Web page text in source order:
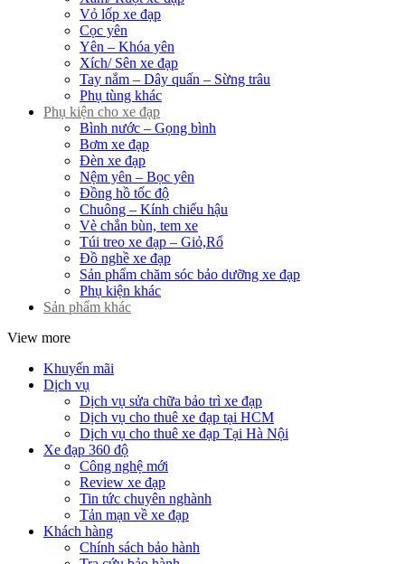
Vỏ lốp xe đạp
Cọc yên
Yên – Khóa yên
Xích/ Sên xe đạp
Tay nắm – Dây quấn – Sừng trâu
Phụ tùng khác
Phụ kiện cho xe đạp
Bình nước – Gọng bình
Bơm xe đạp
Đèn xe đạp
Nệm yên – Bọc yên
Đồng hồ tốc độ
Chuông – Kính chiếu hậu
Vè chắn bùn, tem xe
Túi treo xe đạp – Giỏ,Rổ
Đồ nghề xe đạp
Sản phẩm chăm sóc bảo dưỡng xe đạp
Phụ kiện khác
Sản phẩm khác
View more
Khuyến mãi
Dịch vụ
Dịch vụ sửa chữa bảo trì xe đạp
Dịch vụ cho thuê xe đạp tại HCM
Dịch vụ cho thuê xe đạp Tại Hà Nội
Xe đạp 360 độ
Công nghệ mới
Review xe đạp
Tin tức chuyên nghành
Tản mạn về xe đạp
Khách hàng
Chính sách bảo hành